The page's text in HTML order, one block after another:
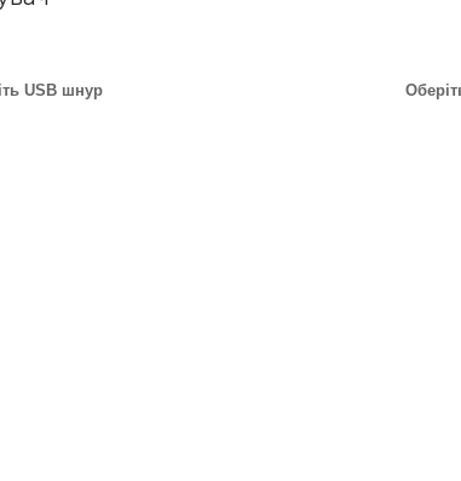
USB шнур